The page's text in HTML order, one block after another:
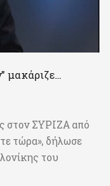
μακάριζε…
στον ΣΥΡΙΖΑ από
τώρα», δήλωσε
του